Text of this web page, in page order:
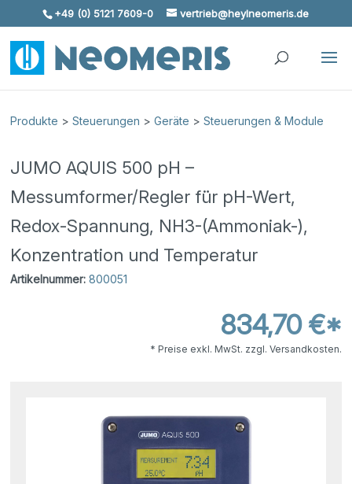
Skip To Content
+49 (0) 5121 7609-0 vertrieb@heylneomeris.de
Produkte >Steuerungen >Geräte >Steuerungen & Module
JUMO AQUIS 500 pH –
Messumformer/Regler für pH-Wert,
Redox-Spannung, NH3-(Ammoniak-),
Konzentration und Temperatur
Artikelnummer: 800051
834,70 €*
* Preise exkl. MwSt. zzgl. Versandkosten.